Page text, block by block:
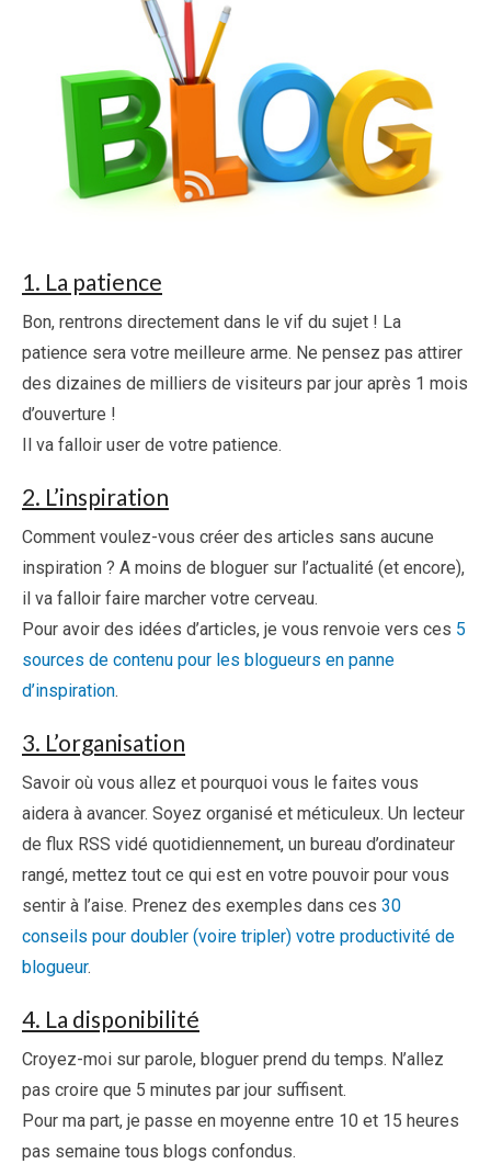
1. La patience
Bon, rentrons directement dans le vif du sujet ! La
patience sera votre meilleure arme. Ne pensez pas attirer
des dizaines de milliers de visiteurs par jour après 1 mois
d’ouverture !
Il va falloir user de votre patience.
2. L’inspiration
Comment voulez-vous créer des articles sans aucune
inspiration ? A moins de bloguer sur l’actualité (et encore),
il va falloir faire marcher votre cerveau.
Pour avoir des idées d’articles, je vous renvoie vers ces 5
sources de contenu pour les blogueurs en panne
d’inspiration.
3. L’organisation
Savoir où vous allez et pourquoi vous le faites vous
aidera à avancer. Soyez organisé et méticuleux. Un lecteur
de flux RSS vidé quotidiennement, un bureau d’ordinateur
rangé, mettez tout ce qui est en votre pouvoir pour vous
sentir à l’aise. Prenez des exemples dans ces 30
conseils pour doubler (voire tripler) votre productivité de
blogueur.
4. La disponibilité
Croyez-moi sur parole, bloguer prend du temps. N’allez
pas croire que 5 minutes par jour suffisent.
Pour ma part, je passe en moyenne entre 10 et 15 heures
pas semaine tous blogs confondus.